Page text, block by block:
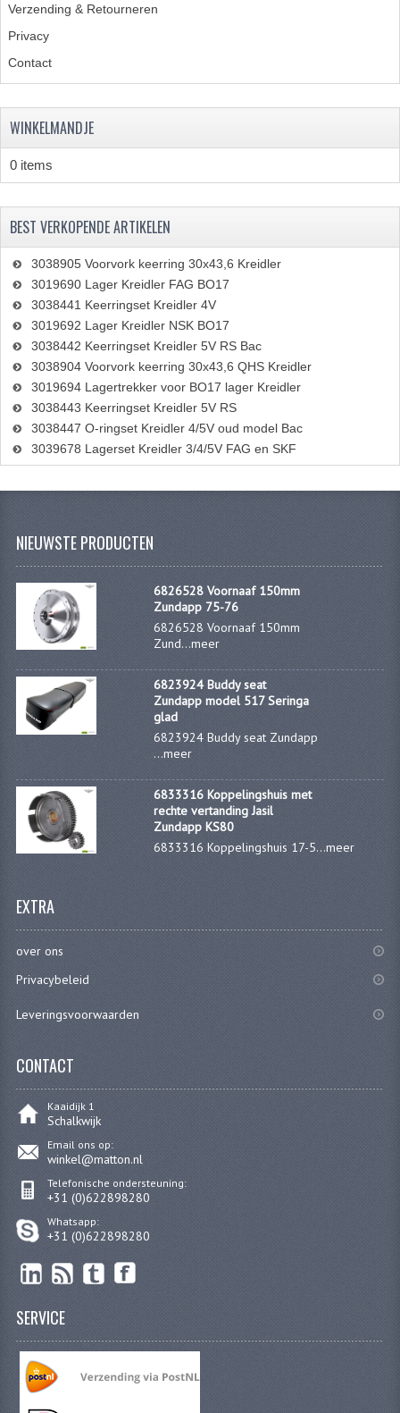
Verzending & Retourneren
Privacy
Contact
WINKELMANDJE
0 items
BEST VERKOPENDE ARTIKELEN
3038905 Voorvork keerring 30x43,6 Kreidler
3019690 Lager Kreidler FAG BO17
3038441 Keerringset Kreidler 4V
3019692 Lager Kreidler NSK BO17
3038442 Keerringset Kreidler 5V RS Bac
3038904 Voorvork keerring 30x43,6 QHS Kreidler
3019694 Lagertrekker voor BO17 lager Kreidler
3038443 Keerringset Kreidler 5V RS
3038447 O-ringset Kreidler 4/5V oud model Bac
3039678 Lagerset Kreidler 3/4/5V FAG en SKF
NIEUWSTE PRODUCTEN
6826528 Voornaaf 150mm
Zundapp 75-76
6826528 Voornaaf 150mm
Zund...meer
6823924 Buddy seat
Zundapp model 517 Seringa
glad
6823924 Buddy seat Zundapp
...meer
6833316 Koppelingshuis met
rechte vertanding Jasil
Zundapp KS80
6833316 Koppelingshuis 17-5...meer
EXTRA
over ons
Privacybeleid
Leveringsvoorwaarden
CONTACT
Kaaidijk 1
Schalkwijk
Email ons op:
winkel@matton.nl
Telefonische ondersteuning:
+31 (0)622898280
Whatsapp:
+31 (0)622898280
SERVICE